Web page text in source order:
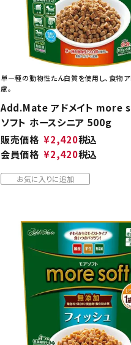
単ー種の動物性たん白質を使用し、食物
慮。
Add.Mate アドメイト more
ソフト ホースシニア 500g
販売価格 ¥2,420税込
会員価格 ¥2,420税込
お気に入りに追加